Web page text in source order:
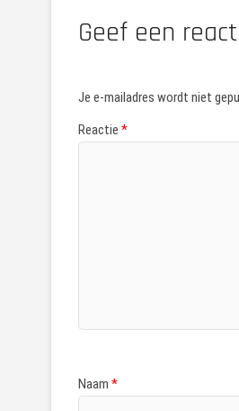
Geef een
Je e-mailadres wordt niet
Reactie *
Naam *